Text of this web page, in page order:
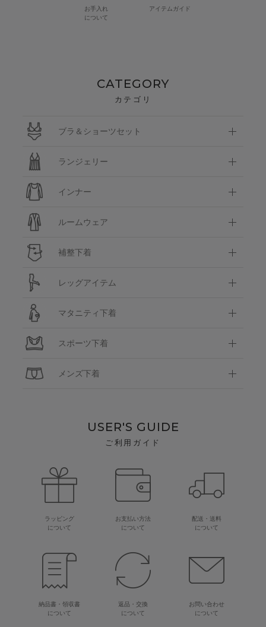
お手入れ
について
アイテムガイド
CATEGORY
カテゴリ
ブラ＆ショーツセット
ランジェリー
インナー
ルームウェア
補整下着
レッグアイテム
マタニティ下着
スポーツ下着
メンズ下着
USER'S GUIDE
ご利用ガイド
ラッピング
について
お支払い方法
について
配送・送料
について
納品書・領収書
について
返品・交換
について
お問い合わせ
について